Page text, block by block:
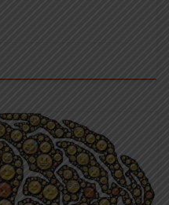
émotionnelle !
à percevoir et à